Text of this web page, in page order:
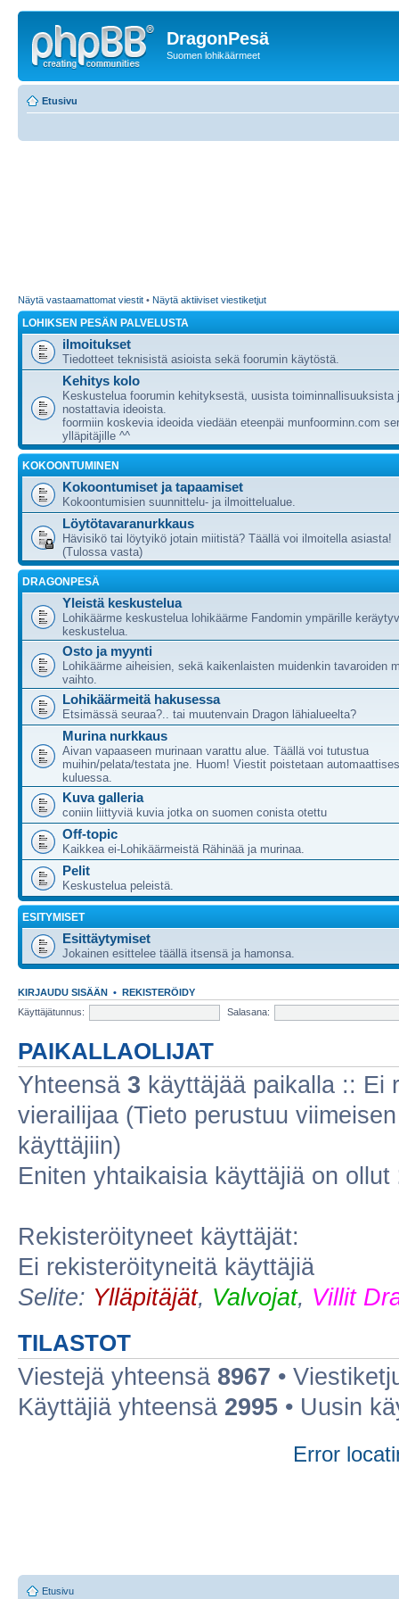
DragonPesä
Suomen lohikäärmeet
Etusivu
Näytä vastaamattomat viestit • Näytä aktiiviset viestiketjut
LOHIKSEN PESÄN PALVELUSTA
ilmoitukset
Tiedotteet teknisistä asioista sekä foorumin käytöstä.
Kehitys kolo
Keskustelua foorumin kehityksestä, uusista toiminnallisuuksista
nostattavia ideoista.
foormiin koskevia ideoida viedään eteenpäi munfoorminn.com
ylläpitäjille ^^
KOKOONTUMINEN
Kokoontumiset ja tapaamiset
Kokoontumisien suunnittelu- ja ilmoittelualue.
Löytötavaranurkkaus
Hävisikö tai löytyikö jotain miitistä? Täällä voi ilmoitella asiasta!
(Tulossa vasta)
DRAGONPESÄ
Yleistä keskustelua
Lohikäärme keskustelua lohikäärme Fandomin ympärille
keskustelua.
Osto ja myynti
Lohikäärme aiheisien, sekä kaikenlaisten muidenkin tavaroiden
vaihto.
Lohikäärmeitä hakusessa
Etsimässä seuraa?.. tai muutenvain Dragon lähialueelta?
Murina nurkkaus
Aivan vapaaseen murinaan varattu alue. Täällä voi tutustua
muihin/pelata/testata jne. Huom! Viestit poistetaan
kuluessa.
Kuva galleria
coniin liittyviä kuvia jotka on suomen conista otettu
Off-topic
Kaikkea ei-Lohikäärmeistä Rähinää ja murinaa.
Pelit
Keskustelua peleistä.
ESITYMISET
Esittäytymiset
Jokainen esittelee täällä itsensä ja hamonsa.
KIRJAUDU SISÄÄN • REKISTERÖIDY
Käyttäjätunnus:
Salasana:
PAIKALLAOLIJAT
Yhteensä 3 käyttäjää paikalla :: Ei
vierailijaa (Tieto perustuu
käyttäjiin)
Eniten yhtaikaisia käyttäjiä on ollut
Rekisteröityneet käyttäjät:
Ei rekisteröityneitä käyttäjiä
Selite: Ylläpitäjät, Valvojat, Villit
TILASTOT
Viestejä yhteensä 8967 •
Käyttäjiä yhteensä 2995 • Uusin
Error
Etusivu